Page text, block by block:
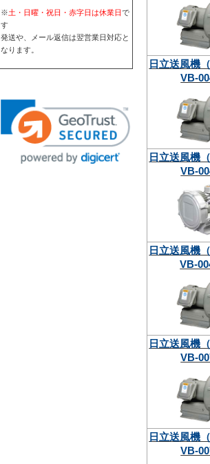
※土・日曜・祝日・赤字日は休業日で
す
発送や、メール返信は翌営業日対応と
なります。
日立送風機
VB-
日立送風機
VB-
日立送風機
VB-
日立送風機
VB-
日立送風機
VB-